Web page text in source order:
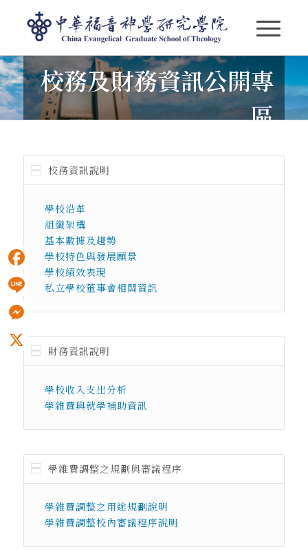
校務及財務資訊公開專區_會計師查核報告
校務及財務資訊公開專
區
校務資訊說明
學校沿革
組織架構
基本數據及趨勢
學校特色與發展願景
學校績效表現
私立學校董事會相關資訊
財務資訊說明
學校收入支出分析
學雜費與就學補助資訊
學雜費調整之規劃與審議程序
學雜費調整之用途規劃說明
學雜費調整校內審議程序說明
Facebook
Line
Messenger